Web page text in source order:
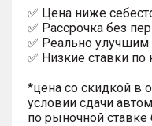
✅ Цена ниже
✅ Рассрочка без
✅ Реально
✅ Низкие ставки по
*цена со скидкой в
условии сдачи
по рыночной ставке